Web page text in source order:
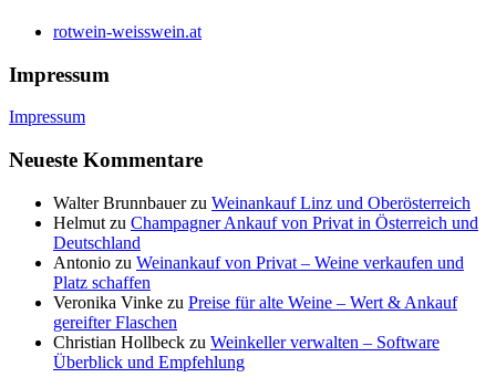
rotwein-weisswein.at
Impressum
Impressum
Neueste Kommentare
Walter Brunnbauerzu Weinankauf Linz und Oberösterreich
Helmut zu Champagner Ankauf von Privat in Österreich und
Deutschland
Antonio zu Weinankauf von Privat – Weine verkaufen und
Platz schaffen
Veronika Vinke zu Preise für alte Weine – Wert & Ankauf
gereifter Flaschen
Christian Hollbeck zu Weinkeller verwalten – Software
Überblick und Empfehlung